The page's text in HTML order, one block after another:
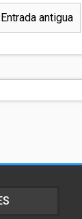
Entrada antigua